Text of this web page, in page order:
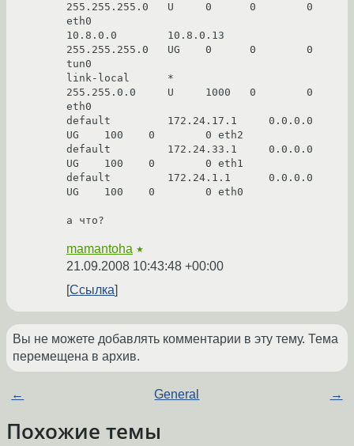
255.255.255.0   U     0      0        0
eth0
10.8.0.0        10.8.0.13
255.255.255.0   UG    0      0        0
tun0
link-local      *
255.255.0.0     U     1000   0        0
eth0
default         172.24.17.1     0.0.0.0
UG    100    0        0 eth2
default         172.24.33.1     0.0.0.0
UG    100    0        0 eth1
default         172.24.1.1      0.0.0.0
UG    100    0        0 eth0
а что?
mamantoha ★
21.09.2008 10:43:48 +00:00
Ссылка
Вы не можете добавлять комментарии в эту тему. Тема
перемещена в архив.
← General →
Похожие темы